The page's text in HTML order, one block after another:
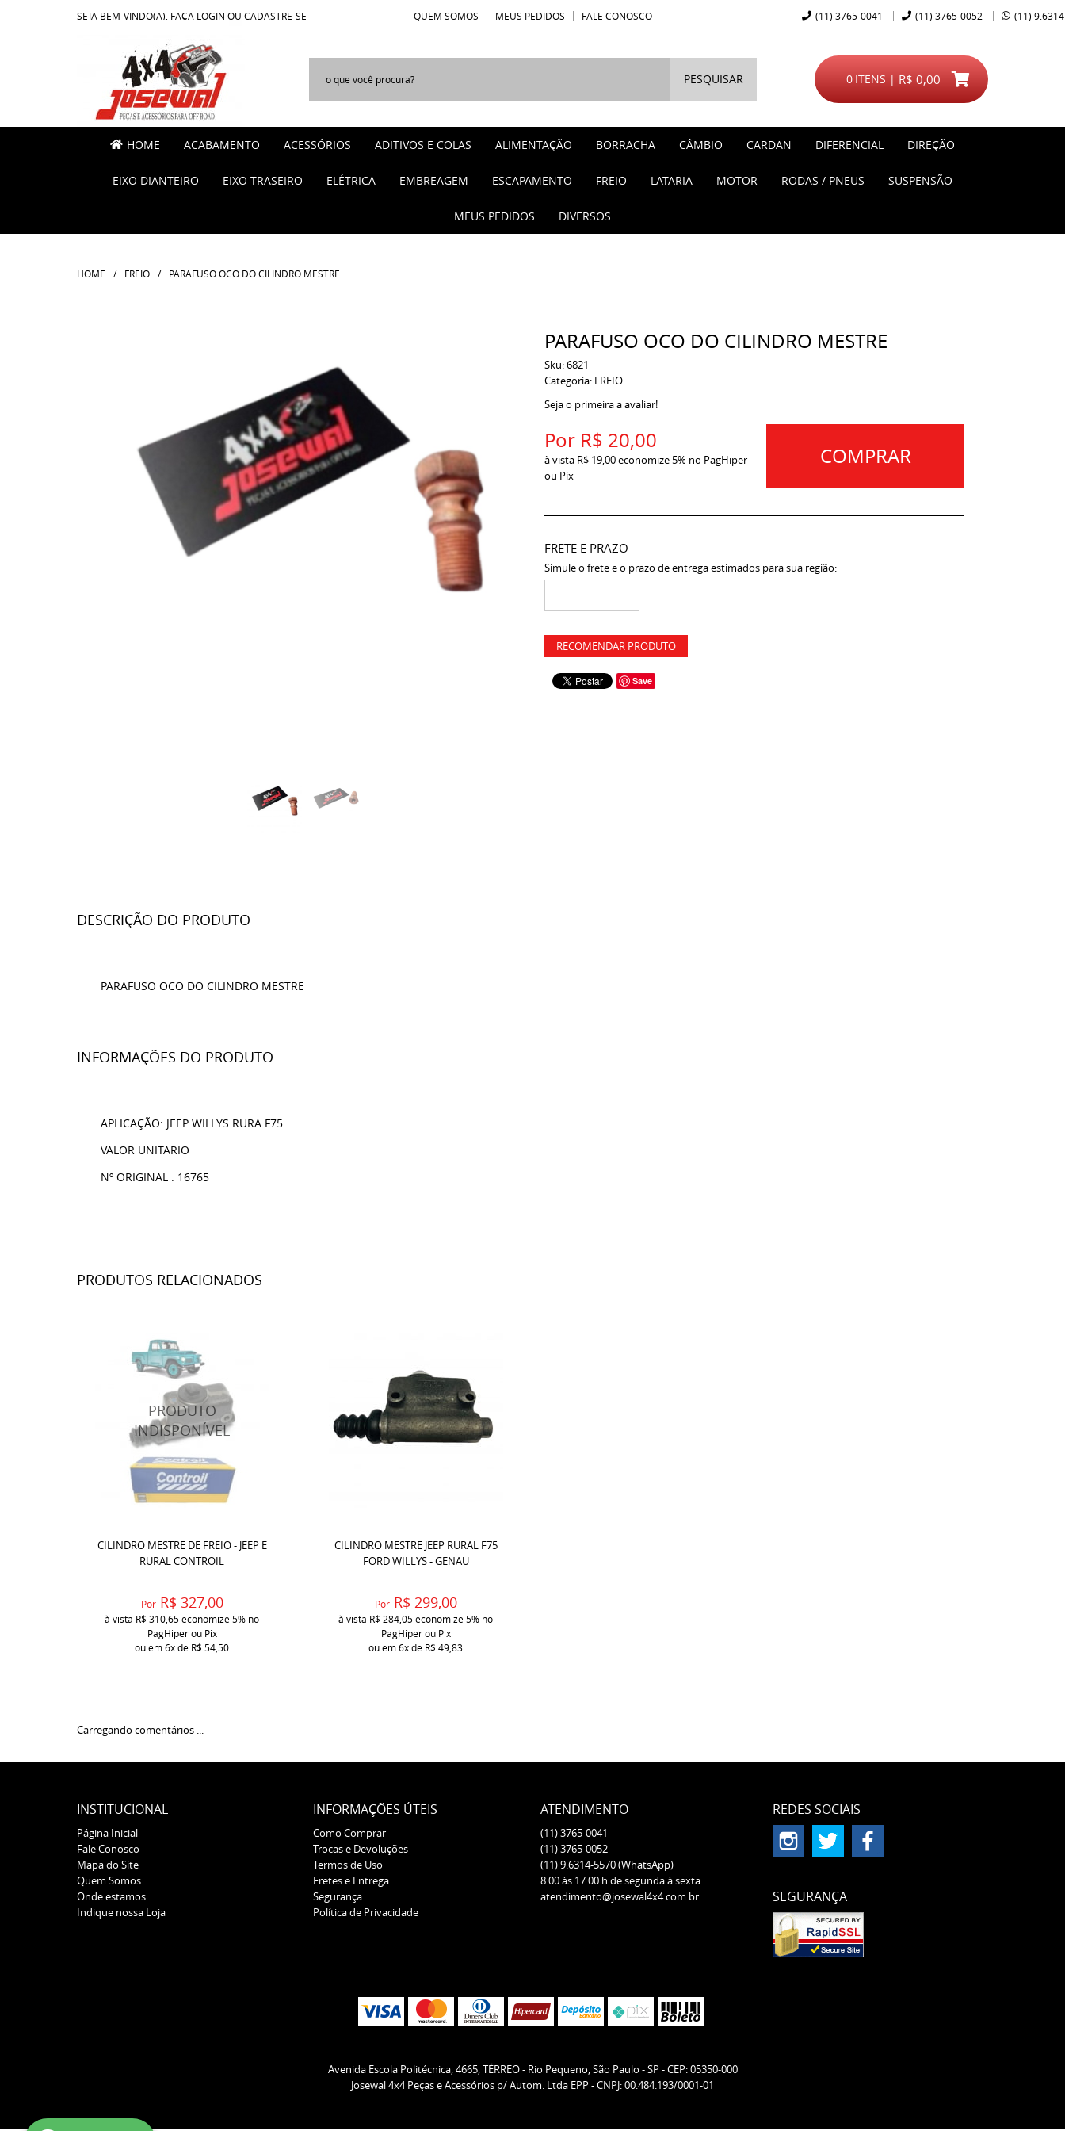
SEJA BEM-VINDO(A), FAÇA LOGIN OU CADASTRE-SE QUEM SOMOS MEUS PEDIDOS FALE CONOSCO (11) 3765-0041 (11) 3765-0052 (11)
PESQUISAR ITENS
0 R$ 0,00
HOME ACABAMENTO ACESSÓRIOS ADITIVOS E COLAS ALIMENTAÇÃO BORRACHA CÂMBIO CARDAN DIFERENCIAL DIREÇÃO
EIXO DIANTEIRO EIXO TRASEIRO ELÉTRICA EMBREAGEM ESCAPAMENTO FREIO LATARIA MOTOR RODAS / PNEUS SUSPENSÃO
MEUS PEDIDOS DIVERSOS
HOME FREIO PARAFUSO OCO DO CILINDRO MESTRE
PARAFUSO OCO DO CILINDRO MESTRE
Sku:6821
Categoria: FREIO
Seja o primeira a avaliar!
Por R$ 20,00
à vista R$ 19,00economize 5% no PagHiper
ou Pix
COMPRAR
FRETE E PRAZO
Simule o frete e o prazo de entrega estimados para sua região:
RECOMENDAR PRODUTO
Save
DESCRIÇÃO DO PRODUTO
PARAFUSO OCO DO CILINDRO MESTRE
INFORMAÇÕES DO PRODUTO
APLICAÇÃO: JEEP WILLYS RURA F75
VALOR UNITARIO
Nº ORIGINAL : 16765
PRODUTOS RELACIONADOS
CILINDRO MESTRE DE FREIO - JEEP E
RURAL CONTROIL
Por R$ 327,00
à vista R$ 310,65economize5% no
PagHiper ou Pix
ou em6xde R$ 54,50
CILINDRO MESTRE JEEP RURAL F75
FORD WILLYS - GENAU
Por R$ 299,00
à vista R$ 284,05economize5% no
PagHiper ou Pix
ou em6xde R$ 49,83
Carregando comentários ...
INSTITUCIONAL
Página Inicial
Fale Conosco
Mapa do Site
Quem Somos
Onde estamos
Indique nossa Loja
INFORMAÇÕES ÚTEIS
Como Comprar
Trocas e Devoluções
Termos de Uso
Fretes e Entrega
Segurança
Política de Privacidade
ATENDIMENTO
(11)3765-0041
(11)3765-0052
(11)9.6314-5570(WhatsApp)
8:00 às 17:00 h de segunda à sexta
atendimento@josewal4x4.com.br
REDES SOCIAIS
SEGURANÇA
Avenida Escola Politécnica, 4665, TÉRREO- Rio Pequeno, São Paulo -SP -CEP: 05350-000
Josewal 4x4 Peças e Acessórios p/ Autom. Ltda EPP - CNPJ: 00.484.193/0001-01